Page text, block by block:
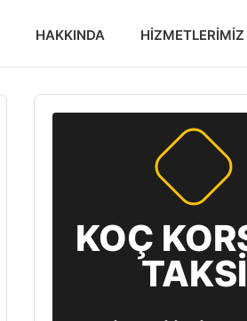
HAKKINDA HIZMETLERIMIZ
KOÇ
TAKSİ